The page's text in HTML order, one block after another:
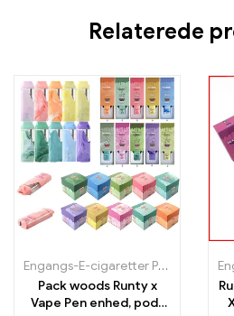
Relaterede
Engangs-E-cigaretter Polen
Pack woods Runty x
Vape Pen enhed, pod-